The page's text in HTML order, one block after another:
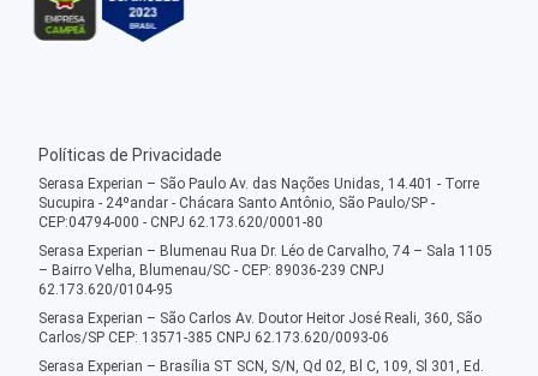
Políticas de Privacidade
Serasa Experian – São Paulo Av. das Nações Unidas, 14.401 - Torre
Sucupira - 24ºandar - Chácara Santo Antônio, São Paulo/SP -
CEP:04794-000 - CNPJ 62.173.620/0001-80
Serasa Experian – Blumenau Rua Dr. Léo de Carvalho, 74 – Sala 1105
– Bairro Velha, Blumenau/SC - CEP: 89036-239 CNPJ
62.173.620/0104-95
Serasa Experian – São Carlos Av. Doutor Heitor José Reali, 360, São
Carlos/SP CEP: 13571-385 CNPJ 62.173.620/0093-06
Serasa Experian – Brasília ST SCN, S/N, Qd 02, Bl C, 109, Sl 301, Ed.